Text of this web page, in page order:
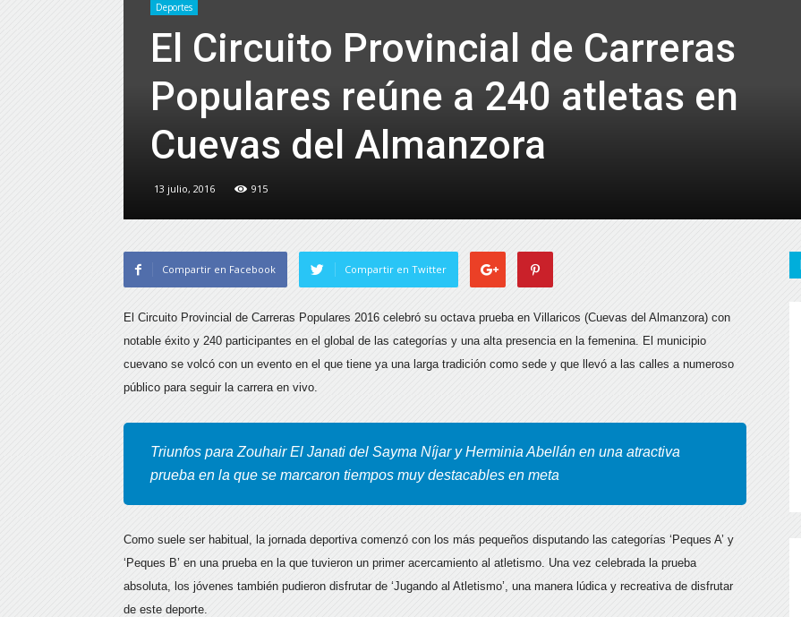
Deportes
El Circuito Provincial de Carreras
Populares reúne a 240 atletas en
Cuevas del Almanzora
13 julio, 2016 915
Compartir en Facebook Compartir en Twitter
El Circuito Provincial de Carreras Populares 2016 celebró su octava prueba en Villaricos (Cuevas del Almanzora) con
notable éxito y 240 participantes en el global de las categorías y una alta presencia en la femenina. El municipio
cuevano se volcó con un evento en el que tiene ya una larga tradición como sede y que llevó a las calles a numeroso
público para seguir la carrera en vivo.
Triunfos para Zouhair El Janati del Sayma Níjar y Herminia Abellán en una atractiva
prueba en la que se marcaron tiempos muy destacables en meta
Como suele ser habitual, la jornada deportiva comenzó con los más pequeños disputando las categorías ‘Peques A’ y
‘Peques B’ en una prueba en la que tuvieron un primer acercamiento al atletismo. Una vez celebrada la prueba
absoluta, los jóvenes también pudieron disfrutar de ‘Jugando al Atletismo’, una manera lúdica y recreativa de disfrutar
de este deporte.